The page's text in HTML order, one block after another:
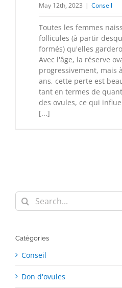
May 12th, 2023 | Conseil
Toutes les femmes
follicules (à partir
formés) qu'elles
Avec l'âge, la réserve
progressivement, mais
ans, cette perte est
tant en termes de
des ovules, ce qui
[...]
Search
for:
Catégories
Conseil
Don d'ovules